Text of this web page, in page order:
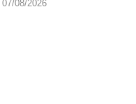
07/08/2026